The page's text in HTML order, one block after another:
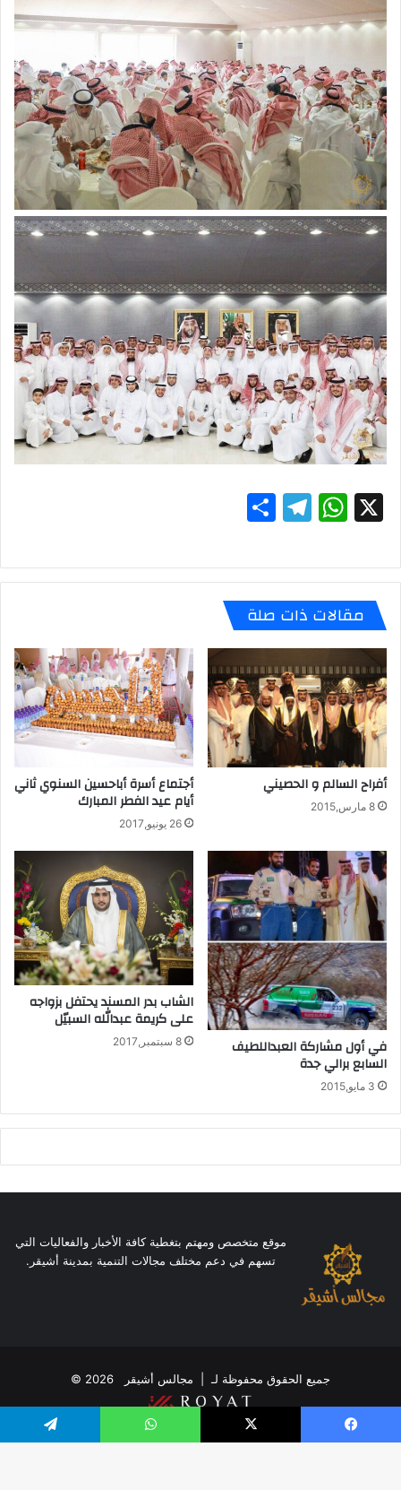
X
W
at
s
A
p
p
T
e
gr
a
m
ar
e
مقالات ذات صلة
أفراح السالم و الحصيني
8 مارس,2015
أجتماع أسرة أباحسين السنوي ثاني
أيام عيد الفطر المبارك
26 يونيو,2017
في أول مشاركة العبداللطيف
السابع برالي جدة
3 مايو,2015
الشاب بدر المسند يحتفل بزواجه
على كريمة عبدالله السبيّل
8 سبتمبر,2017
موقع متخصص ومهتم بتغطية كافة الأخبار والفعاليات التي
تسهم في دعم مختلف مجالات التنمية بمدينة أشيقر.
جميع الحقوق محفوظة لـ | مجالس أشيقر
فيسبوك ‫X واتساب تيلقرام